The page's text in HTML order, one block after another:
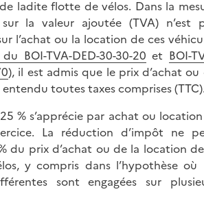
ladite flotte de vélos. Dans la
la valeur ajoutée (TVA) n’est
l’achat ou la location de ces
BOI-TVA-DED-30-30-20 et BOI-
), il est admis que le prix d’achat ou
toutes taxes comprises
% s’apprécie par achat ou
La réduction d’impôt ne
du prix d’achat ou de la location
y compris dans l’hypothèse où
sont engagées sur